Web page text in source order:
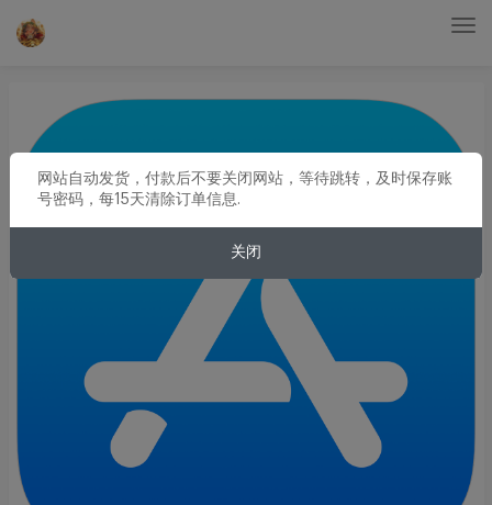
网站自动发货，付款后不要关闭网站，等待跳转，及时保存账
号密码，每15天清除订单信息.
关闭